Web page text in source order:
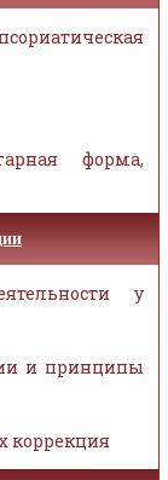
форма,
у
и принципы
коррекция